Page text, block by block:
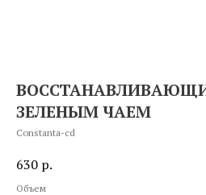
ЗЕЛЕНЫМ ЧАЕМ
Constanta-cd
630 р.
Объем